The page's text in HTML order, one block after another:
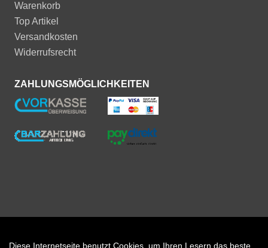
Warenkorb
Top Artikel
Versandkosten
Widerrufsrecht
ZAHLUNGSMÖGLICHKEITEN
Diese Internetseite benutzt Cookies, um Ihren Lesern das beste